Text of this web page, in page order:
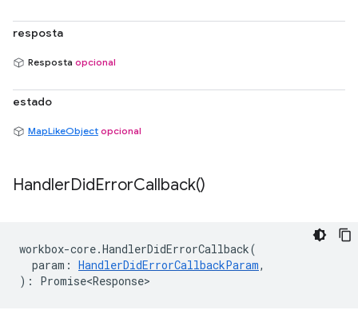
resposta
Resposta opcional
estado
MapLikeObject opcional
HandlerDidErrorCallback()
workbox-core.HandlerDidErrorCallback(
param : HandlerDidErrorCallbackParam,
) : Promise<Response>